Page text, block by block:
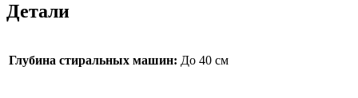
Детали
Глубина стиральных машин: До 40 см